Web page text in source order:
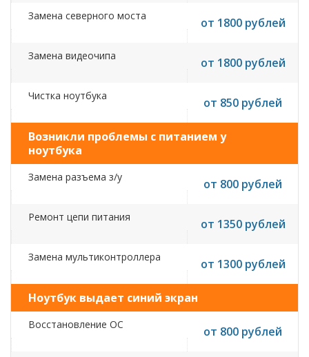
Замена северного моста от 1800 рублей
Замена видеочипа от 1800 рублей
Чистка ноутбука от 850 рублей
Возникли проблемы с питанием у
ноутбука
Замена разъема з/у от 800 рублей
Ремонт цепи питания от 1350 рублей
Замена мультиконтроллера от 1300 рублей
Ноутбук выдает синий экран
Восстановление ОС от 800 рублей